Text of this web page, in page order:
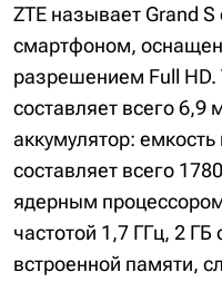
ZTE называет Grand
смартфоном,
разрешением Full
составляет всего 6,9
аккумулятор:
составляет всего
ядерным
частотой 1,7 ГГц, 2
встроенной памяти,